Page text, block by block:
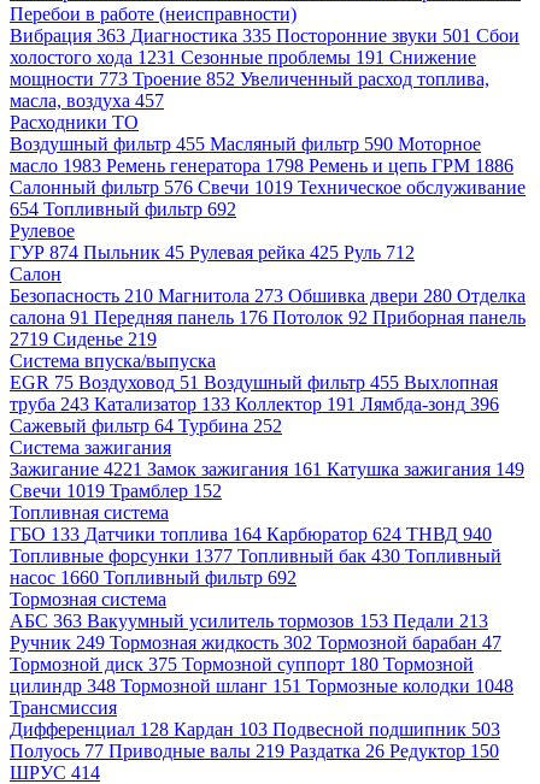
Перебои в работе (неисправности)
Вибрация 363 Диагностика 335 Посторонние звуки 501 Сбои
холостого хода 1231 Сезонные проблемы 191 Снижение
мощности 773 Троение 852 Увеличенный расход топлива,
масла, воздуха 457
Расходники ТО
Воздушный фильтр 455 Масляный фильтр 590 Моторное
масло 1983 Ремень генератора 1798 Ремень и цепь ГРМ 1886
Салонный фильтр 576 Свечи 1019 Техническое обслуживание
654 Топливный фильтр 692
Рулевое
ГУР 874 Пыльник 45 Рулевая рейка 425 Руль 712
Салон
Безопасность 210 Магнитола 273 Обшивка двери 280 Отделка
салона 91 Передняя панель 176 Потолок 92 Приборная панель
2719 Сиденье 219
Система впуска/выпуска
EGR 75 Воздуховод 51 Воздушный фильтр 455 Выхлопная
труба 243 Катализатор 133 Коллектор 191 Лямбда-зонд 396
Сажевый фильтр 64 Турбина 252
Система зажигания
Зажигание 4221 Замок зажигания 161 Катушка зажигания 149
Свечи 1019 Трамблер 152
Топливная система
ГБО 133 Датчики топлива 164 Карбюратор 624 ТНВД 940
Топливные форсунки 1377 Топливный бак 430 Топливный
насос 1660 Топливный фильтр 692
Тормозная система
АБС 363 Вакуумный усилитель тормозов 153 Педали 213
Ручник 249 Тормозная жидкость 302 Тормозной барабан 47
Тормозной диск 375 Тормозной суппорт 180 Тормозной
цилиндр 348 Тормозной шланг 151 Тормозные колодки 1048
Трансмиссия
Дифференциал 128 Кардан 103 Подвесной подшипник 503
Полуось 77 Приводные валы 219 Раздатка 26 Редуктор 150
ШРУС 414